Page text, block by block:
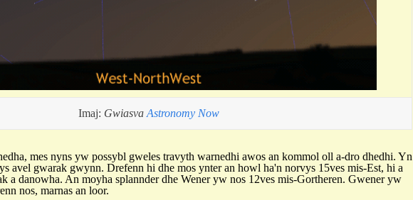
Imaj: GwiasvaAstronomy Now
mes nyns yw possybl gweles travyth warnedhi awos an kommol oll a-dro dhedhi. Yn
avel gwarak gwynn. Drefenn hi dhe mos ynter an howl ha'n norvys 15ves mis-Est, hi a
a danowha. An moyha splannder dhe Wener yw nos 12ves mis-Gortheren. Gwener yw
nos, marnas an loor.